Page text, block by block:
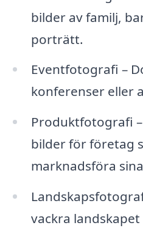
bilder av familj,
porträtt.
Eventfotografi –
konferenser eller
Produktfotografi
bilder för företag
marknadsföra
vackra